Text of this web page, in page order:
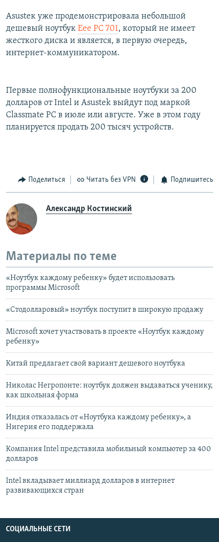
Asusteк уже продемонстрировала небольшой
дешевый ноутбук Eee PC 701, который не имеет
жесткого диска и является, в первую очередь,
интернет-коммуникатором.
Первые полнофункциональные ноутбуки за 200
долларов от Intel и Asustek выйдут под маркой
Classmate PC в июле или августе. Уже в этом году
планируется продать 200 тысяч устройств.
Поделиться Читать без VPN Подпишитесь
Александр Костинский
Материалы по теме
«Ноутбук каждому ребенку» будет использовать
программы Microsoft
«Стодолларовый» ноутбук поступит в широкую продажу
Microsoft хочет участвовать в проекте «Ноутбук каждому
ребенку»
Китай предлагает свой вариант дешевого ноутбука
Николас Негропонте: ноутбук должен выдаваться ученику,
как школьная форма
Индия отказалась от «Ноутбука каждому ребенку», а
Нигерия его поддержала
Компания Intel представила мобильный компьютер за 400
долларов
Intel вкладывает миллиард долларов в интернет
развивающихся стран
СОЦИАЛЬНЫЕ СЕТИ